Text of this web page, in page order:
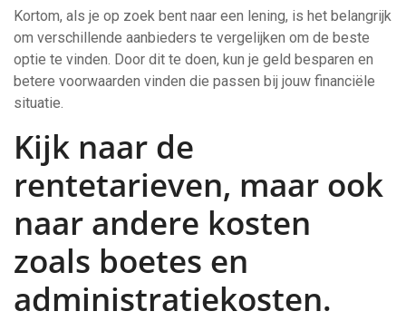
Kortom, als je op zoek bent naar een lening, is het belangrijk
om verschillende aanbieders te vergelijken om de beste
optie te vinden. Door dit te doen, kun je geld besparen en
betere voorwaarden vinden die passen bij jouw financiële
situatie.
Kijk naar de
rentetarieven, maar ook
naar andere kosten
zoals boetes en
administratiekosten.